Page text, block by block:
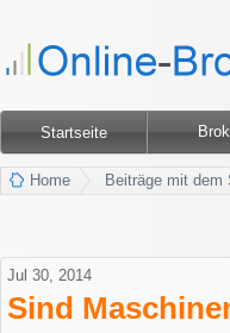
Startseite
Home Beiträge mit dem
Jul 30, 2014
Sind